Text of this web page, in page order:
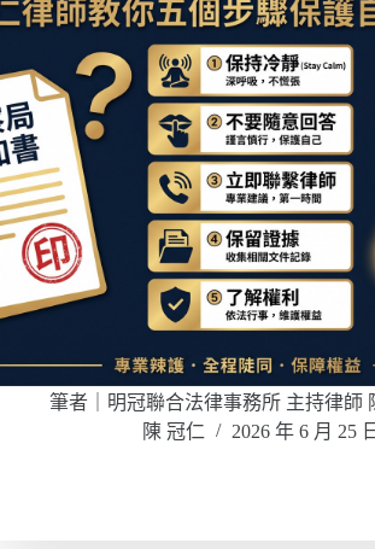
筆者｜明冠聯合法律事務所 主持律師
陳 冠仁
2026 年 6 月 25 日